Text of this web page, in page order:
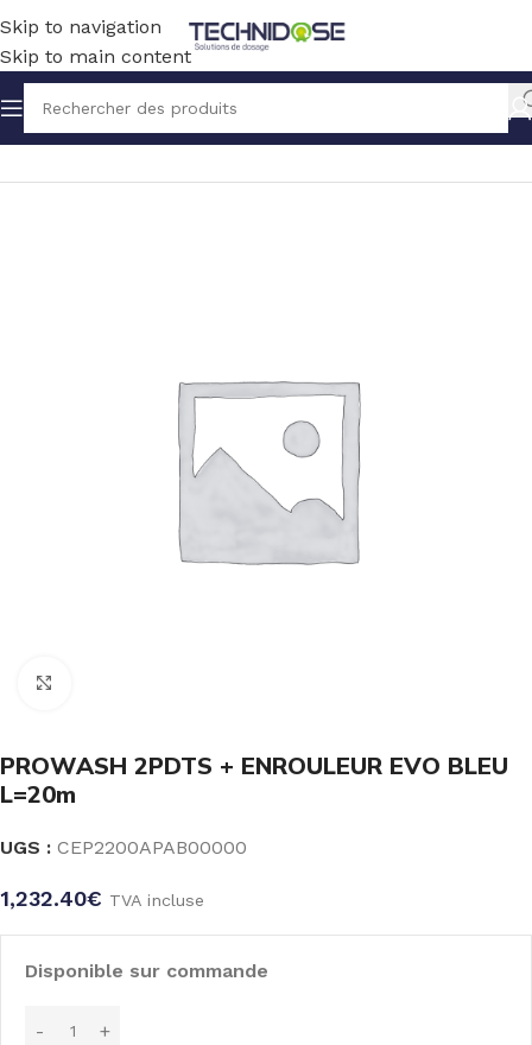
Skip to navigation
Skip to main content
Accueil HYGIENE PULVERISATION ET LAVAGE
PROWASH 2PDTS + ENROULEUR EVO BLEU
L=20m
UGS : CEP2200APAB00000
1,232.40€ TVA incluse
Disponible sur commande